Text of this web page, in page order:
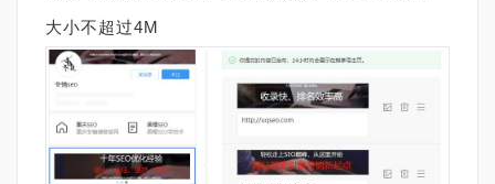
大小不超过4M